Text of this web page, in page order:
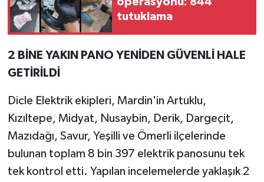
tutuklama
2 BİNE YAKIN PANO YENİDEN GÜVENLİ HALE
GETİRİLDİ
Dicle Elektrik ekipleri, Mardin'in Artuklu,
Kızıltepe, Midyat, Nusaybin, Derik, Dargeçit,
Mazıdağı, Savur, Yeşilli ve Ömerli ilçelerinde
bulunan toplam 8 bin 397 elektrik panosunu tek
tek kontrol etti. Yapılan incelemelerde yaklaşık 2